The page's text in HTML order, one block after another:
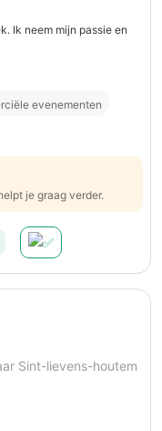
Ik neem mijn passie en
evenementen
je graag verder.
Sint-lievens-houtem